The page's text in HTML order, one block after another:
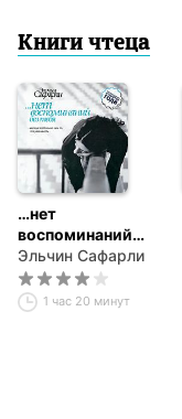
Книги чтеца
…нет
воспоминаний
без тебя
(сборник)
Эльчин Сафарли
1 час 20 минут